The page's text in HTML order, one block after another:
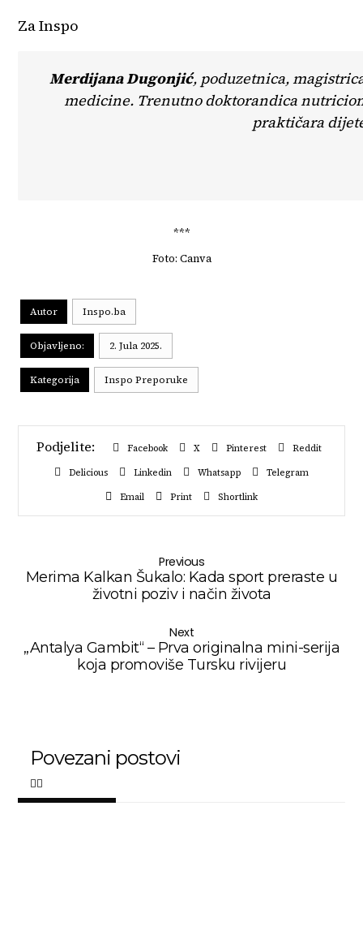
Za Inspo
Merdijana Dugonjić, poduzetnica,
medicine. Trenutno doktorandica
praktičara
***
Foto: Canva
Autor Inspo.ba
Objavljeno: 2. Jula 2025.
Kategorija Inspo Preporuke
Facebook X Pinterest
Reddit
Delicious
Linkedin Whatsapp
Telegram
Email
Print Shortlink
Previous
Merima Kalkan Šukalo: Kada sport preraste u
životni poziv i način života
Next
„Antalya Gambit“ – Prva originalna mini-serija
koja promoviše Tursku rivijeru
Povezani postovi